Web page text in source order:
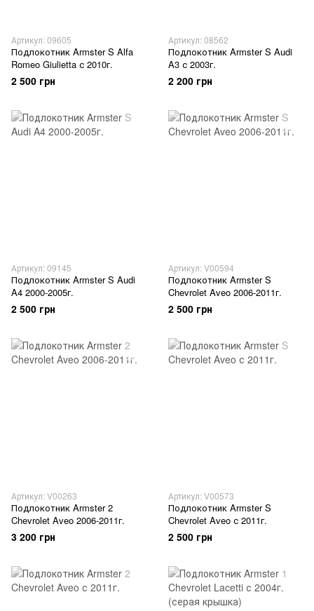
Артикул: 09605
Подлокотник Armster S Alfa
Romeo Giulietta с 2010г.
2 500 грн
Артикул: 08562
Подлокотник Armster S Audi
A3 с 2003г.
2 200 грн
Артикул: 09145
Подлокотник Armster S Audi
A4 2000-2005г.
2 500 грн
Артикул: V00594
Подлокотник Armster S
Chevrolet Aveo 2006-2011г.
2 500 грн
Артикул: V00263
Подлокотник Armster 2
Chevrolet Aveo 2006-2011г.
3 200 грн
Артикул: V00573
Подлокотник Armster S
Chevrolet Aveo с 2011г.
2 500 грн